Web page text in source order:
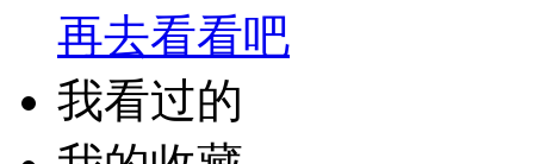
再去看看吧
我看过的